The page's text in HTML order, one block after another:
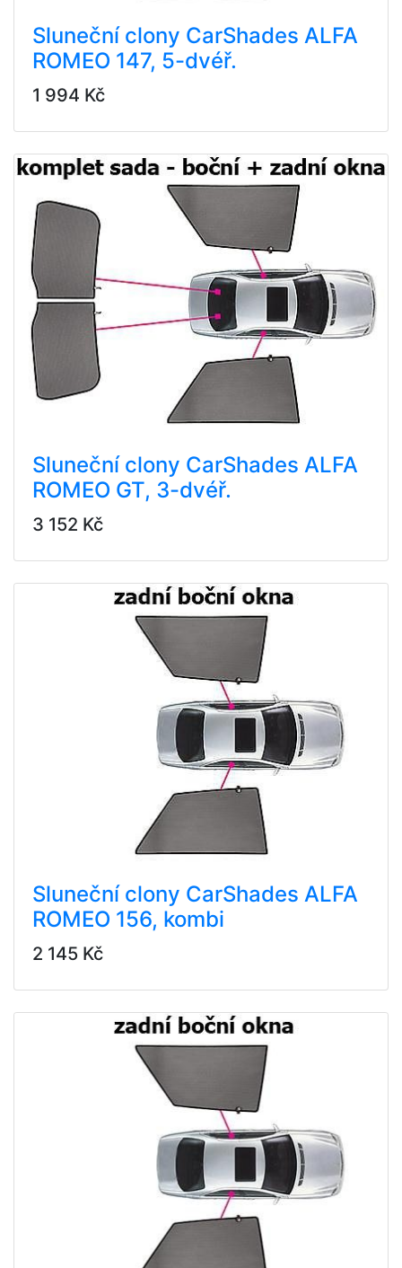
Sluneční clony CarShades ALFA
ROMEO 147, 5-dvéř.
1 994 Kč
Sluneční clony CarShades ALFA
ROMEO GT, 3-dvéř.
3 152 Kč
Sluneční clony CarShades ALFA
ROMEO 156, kombi
2 145 Kč